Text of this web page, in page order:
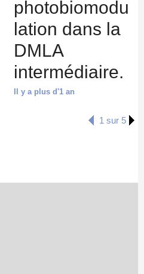
photobiomodu
lation dans la
DMLA
intermédiaire.
Il y a plus d'1 an
1 sur 5